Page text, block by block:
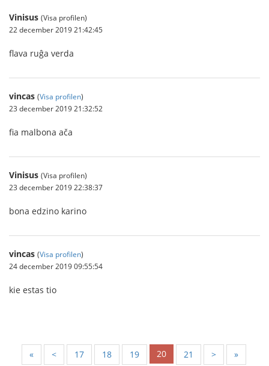
Vinisus (Visa profilen)
22 december 2019 21:42:45
flava ruĝa verda
vincas (Visa profilen)
23 december 2019 21:32:52
fia malbona ača
Vinisus (Visa profilen)
23 december 2019 22:38:37
bona edzino karino
vincas (Visa profilen)
24 december 2019 09:55:54
kie estas tio
« < 17 18 19 20 21 > »